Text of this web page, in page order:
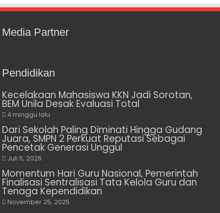
Media Partner
Pendidikan
Kecelakaan Mahasiswa KKN Jadi Sorotan,
BEM Unila Desak Evaluasi Total
4 minggu lalu
Dari Sekolah Paling Diminati Hingga Gudang
Juara, SMPN 2 Perkuat Reputasi Sebagai
Pencetak Generasi Unggul
Juli 5, 2026
Momentum Hari Guru Nasional, Pemerintah
Finalisasi Sentralisasi Tata Kelola Guru dan
Tenaga Kependidikan
November 25, 2025